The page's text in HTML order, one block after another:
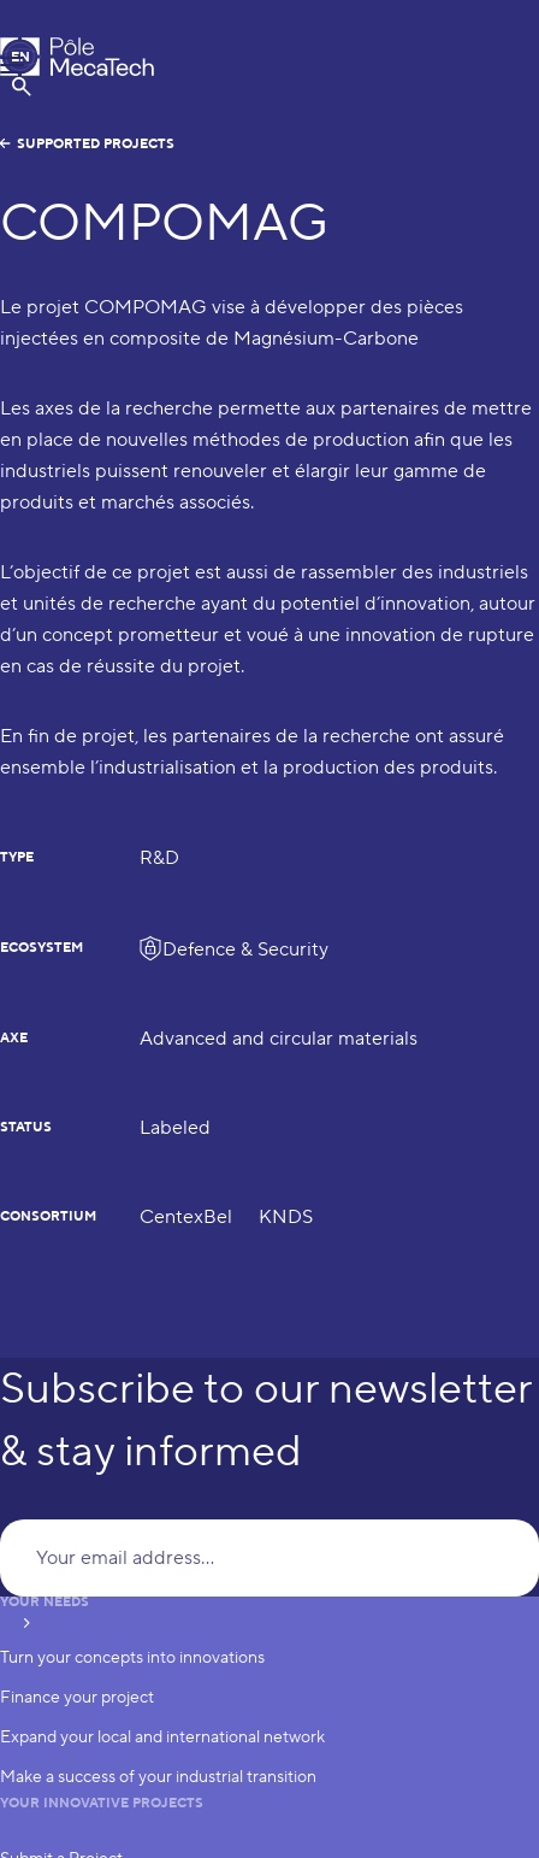
MecaTech
Menu
Show Search
EN
FR
SUPPORTED PROJECTS
COMPOMAG
Le projet COMPOMAG vise à développer des pièces
injectées en composite de Magnésium-Carbone
Les axes de la recherche permette aux partenaires de mettre
en place de nouvelles méthodes de production afin que les
industriels puissent renouveler et élargir leur gamme de
produits et marchés associés.
L’objectif de ce projet est aussi de rassembler des industriels
et unités de recherche ayant du potentiel d’innovation, autour
d’un concept prometteur et voué à une innovation de rupture
en cas de réussite du projet.
En fin de projet, les partenaires de la recherche ont assuré
ensemble l’industrialisation et la production des produits.
TYPE R&D
ECOSYSTEM Defence & Security
AXE Advanced and circular materials
STATUS Labeled
CONSORTIUM CentexBel KNDS
Subscribe to our newsletter
& stay informed
subscribe
YOUR NEEDS
Turn your concepts into innovations
Finance your project
Expand your local and international network
Make a success of your industrial transition
YOUR INNOVATIVE PROJECTS